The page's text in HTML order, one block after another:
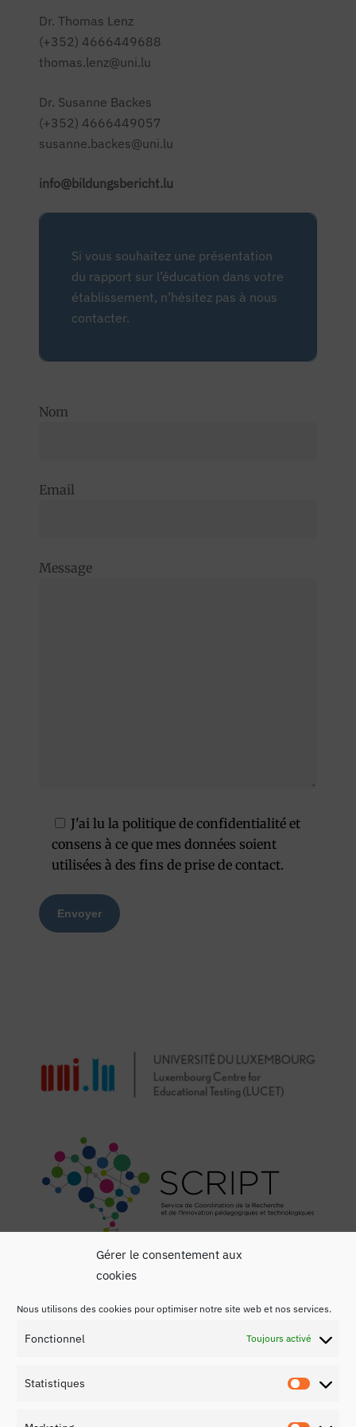
Gérer le consentement aux
cookies
Nous utilisons des cookies pour optimiser notre site web et nos services.
Fonctionnel Toujours activé
Statistiques
Dr. Thomas Lenz
(+352) 4666449688
thomas.lenz@uni.lu
Dr. Susanne Backes
(+352) 4666449057
susanne.backes@uni.lu
info@bildungsbericht.lu
Si vous souhaitez une présentation
du rapport sur l’éducation dans votre
établissement, n’hésitez pas à nous
contacter.
Nom
Email
Message
J'ai lu la politique de confidentialité et
consens à ce que mes données soient
utilisées à des fins de prise de contact.
Politique de confidentialité